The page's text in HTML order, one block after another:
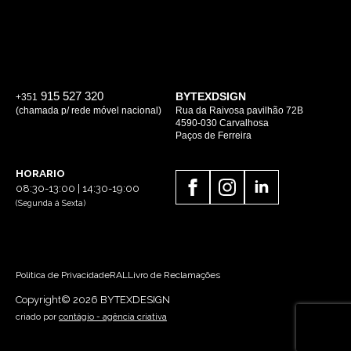
+351 915 527 320
(chamada p/ rede móvel nacional)
BYTEXDSIGN
Rua da Raivosa pavilhão 72B
4590-030 Carvalhosa
Paços de Ferreira
HORARIO
08:30-13:00 | 14:30-19:00
(Segunda á Sexta)
Copyright© 2026 BYTEXDESIGN
criado por contágio - agência criativa
Politica de PrivacidadeRAL Livro de Reclamações